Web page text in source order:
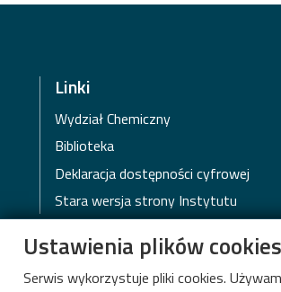
Linki
Wydział Chemiczny
Biblioteka
Deklaracja dostępności cyfrowej
Stara wersja strony Instytutu
Ustawienia plików cookies
Serwis wykorzystuje pliki cookies.